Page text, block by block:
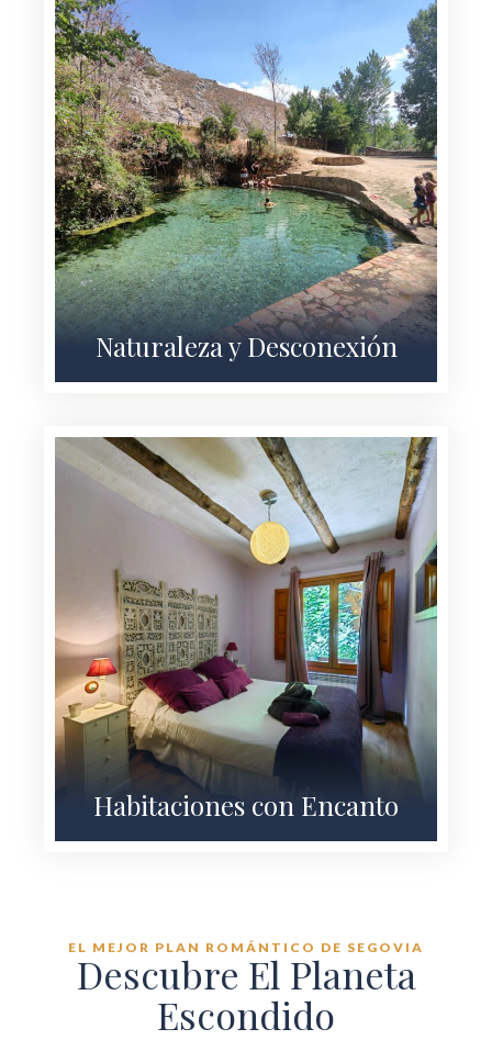
Naturaleza y Desconexión
Habitaciones con Encanto
EL MEJOR PLAN ROMÁNTICO DE SEGOVIA
Descubre El Planeta
Escondido